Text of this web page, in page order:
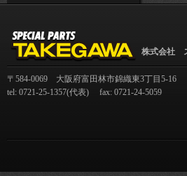
株式会社
〒584-0069 大阪府富田林市錦織東3丁目5-16
tel: 0721-25-1357(代表) fax: 0721-24-5059